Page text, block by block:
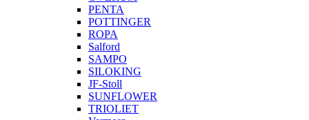
PENTA
POTTINGER
ROPA
Salford
SAMPO
SILOKING
JF-Stoll
SUNFLOWER
TRIOLIET